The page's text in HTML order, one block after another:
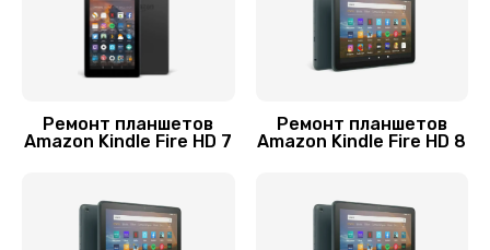
Замена платы управления (мат.платы, мейн
Ремонт планшетов
Amazon Kindle Fire HD 7
Ремонт планшетов
Amazon Kindle Fire HD 8